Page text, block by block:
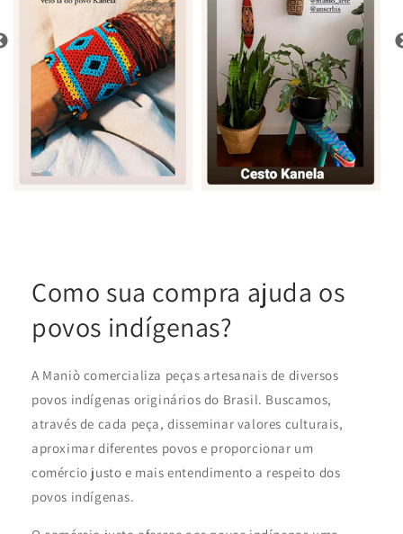
Como sua compra ajuda os
povos indígenas?
A Maniò comercializa peças artesanais de diversos
povos indígenas originários do Brasil. Buscamos,
através de cada peça, disseminar valores culturais,
aproximar diferentes povos e proporcionar um
comércio justo e mais entendimento a respeito dos
povos indígenas.